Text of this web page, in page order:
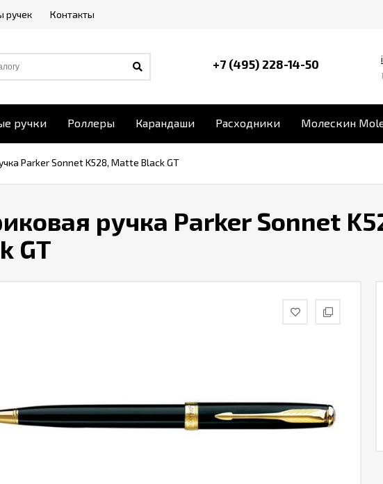
ручек Контакты
+7 (495) 228-14-50
ручки Роллеры Карандаши Расходники Молескин
Parker Sonnet K528, Matte Black GT
ручка Parker Sonnet
GT